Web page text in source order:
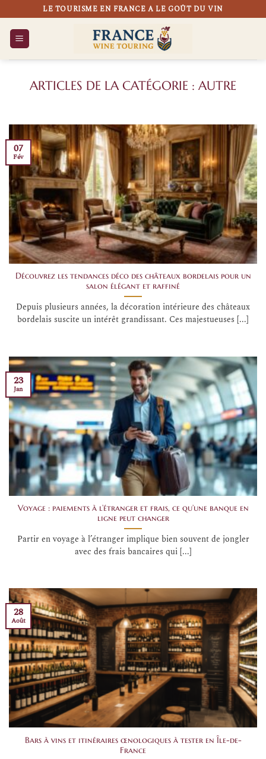
au
contenu
LE TOURISME EN FRANCE A LE GOÛT DU VIN
AUTRE
Découvrez les tendances déco des châteaux bordelais pour un
salon élégant et raffiné
Depuis plusieurs années, la décoration intérieure des châteaux
bordelais suscite un intérêt grandissant. Ces majestueuses [...]
07
Fév
Voyage : paiements à l’étranger et frais, ce qu’une banque en
ligne peut changer
Partir en voyage à l’étranger implique bien souvent de jongler
avec des frais bancaires qui [...]
23
Jan
Bars à vins et itinéraires œnologiques à tester en Île-de-
France
28
Août